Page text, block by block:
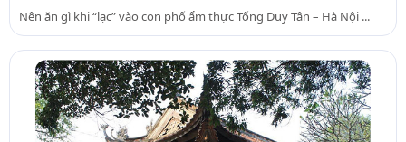
Nên ăn gì khi “lạc” vào con phố ẩm thực Tống Duy Tân – Hà Nội ...